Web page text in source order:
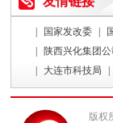
国家发改委
陕西兴化集团公
大连市科技局
版权